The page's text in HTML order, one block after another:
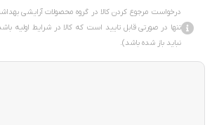
درخواست مرجوع کردن کالا در گروه محصولات آرایشی
تنها در صورتی قابل تایید است که کالا در شرایط اولیه
نباید باز شده باشد).